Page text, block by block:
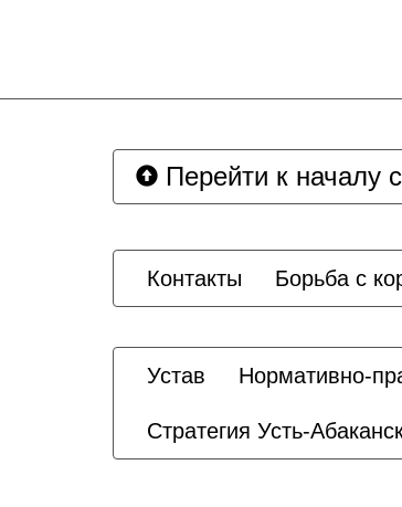
Перейти к началу
Контакты Борьба с
Устав Нормативно-
Стратегия Усть-